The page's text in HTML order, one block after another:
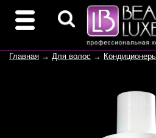
Главная → Для волос →